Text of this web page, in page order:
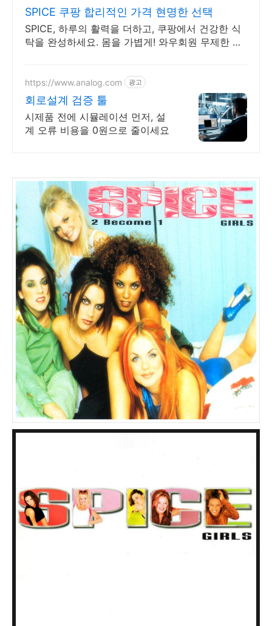
SPICE 쿠팡 합리적인 가격 현명한 선택
SPICE, 하루의 활력을 더하고, 쿠팡에서 건강한 식
탁을 완성하세요. 몸을 가볍게! 와우회원 무제한 무
https://www.analog.com 광고
회로설계 검증 툴
시제품 전에 시뮬레이션 먼저, 설
계 오류 비용을 0원으로 줄이세요